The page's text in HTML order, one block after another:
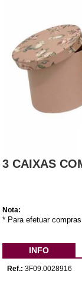
3 CAIXAS
Nota:
* Para efetuar
INFO
Ref.: 3F09.0028916